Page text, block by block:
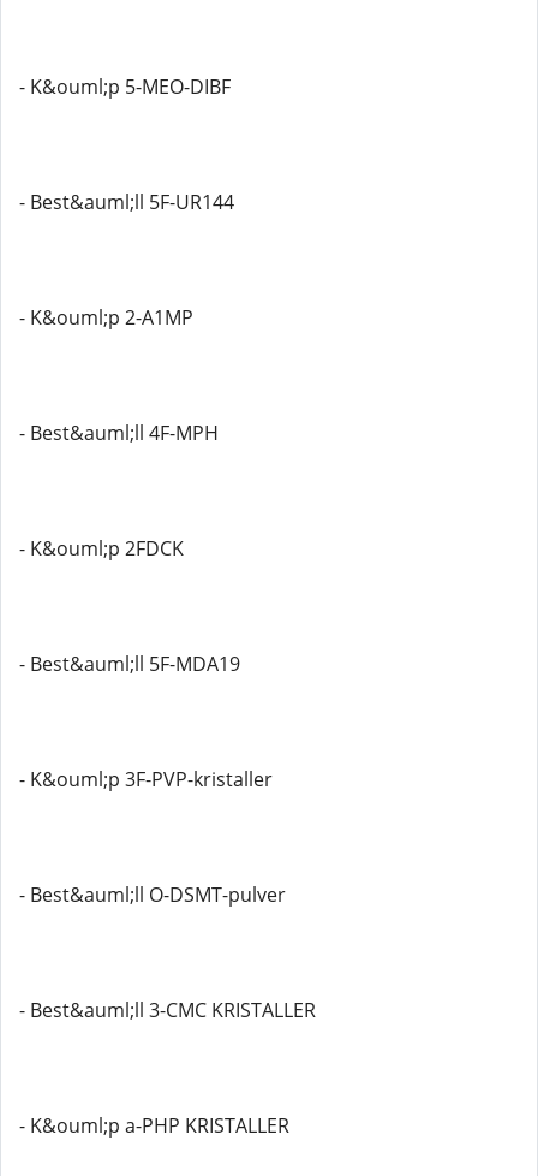
- K&ouml;p 5-MEO-DIBF
- Best&auml;ll 5F-UR144
- K&ouml;p 2-A1MP
- Best&auml;ll 4F-MPH
- K&ouml;p 2FDCK
- Best&auml;ll 5F-MDA19
- K&ouml;p 3F-PVP-kristaller
- Best&auml;ll O-DSMT-pulver
- Best&auml;ll 3-CMC KRISTALLER
- K&ouml;p a-PHP KRISTALLER